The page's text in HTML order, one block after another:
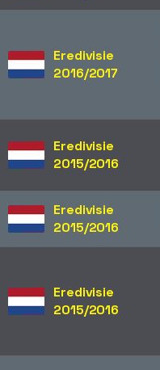
Eredivisie
2016/2017
Eredivisie
2015/2016
Eredivisie
2015/2016
Eredivisie
2015/2016